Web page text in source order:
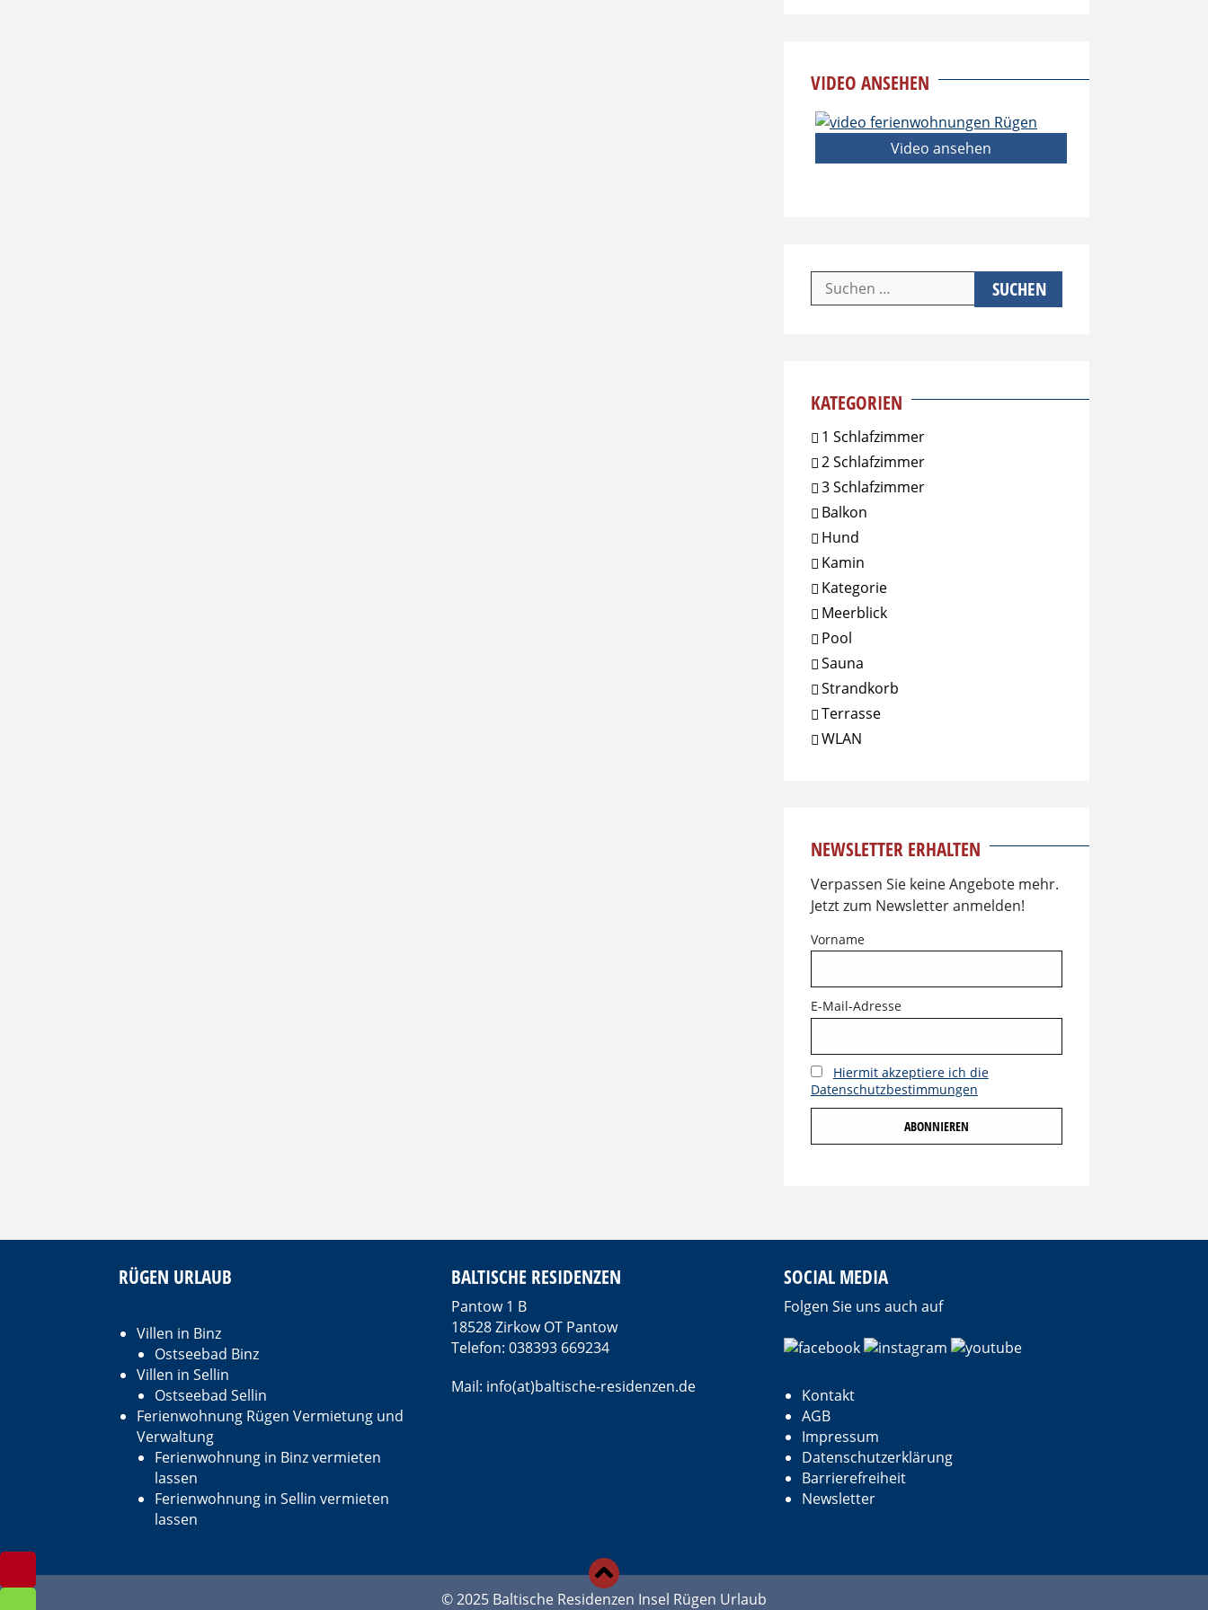
VIDEO ANSEHEN
Video ansehen
Suchen
nach:
KATEGORIEN
1 Schlafzimmer
2 Schlafzimmer
3 Schlafzimmer
Balkon
Hund
Kamin
Kategorie
Meerblick
Pool
Sauna
Strandkorb
Terrasse
WLAN
NEWSLETTER ERHALTEN
Verpassen Sie keine Angebote mehr.
Jetzt zum Newsletter anmelden!
Vorname
E-Mail-Adresse
Hiermit akzeptiere ich die
Datenschutzbestimmungen
RÜGEN URLAUB
Villen in Binz
Ostseebad Binz
Villen in Sellin
Ostseebad Sellin
Ferienwohnung Rügen Vermietung und
Verwaltung
Ferienwohnung in Binz vermieten
lassen
Ferienwohnung in Sellin vermieten
lassen
BALTISCHE RESIDENZEN
Pantow 1 B
18528 Zirkow OT Pantow
Telefon: 038393 669234
Mail: info(at)baltische-residenzen.de
SOCIAL MEDIA
Folgen Sie uns auch auf
Kontakt
AGB
Impressum
Datenschutzerklärung
Barrierefreiheit
Newsletter
© 2025 Baltische Residenzen Insel Rügen Urlaub